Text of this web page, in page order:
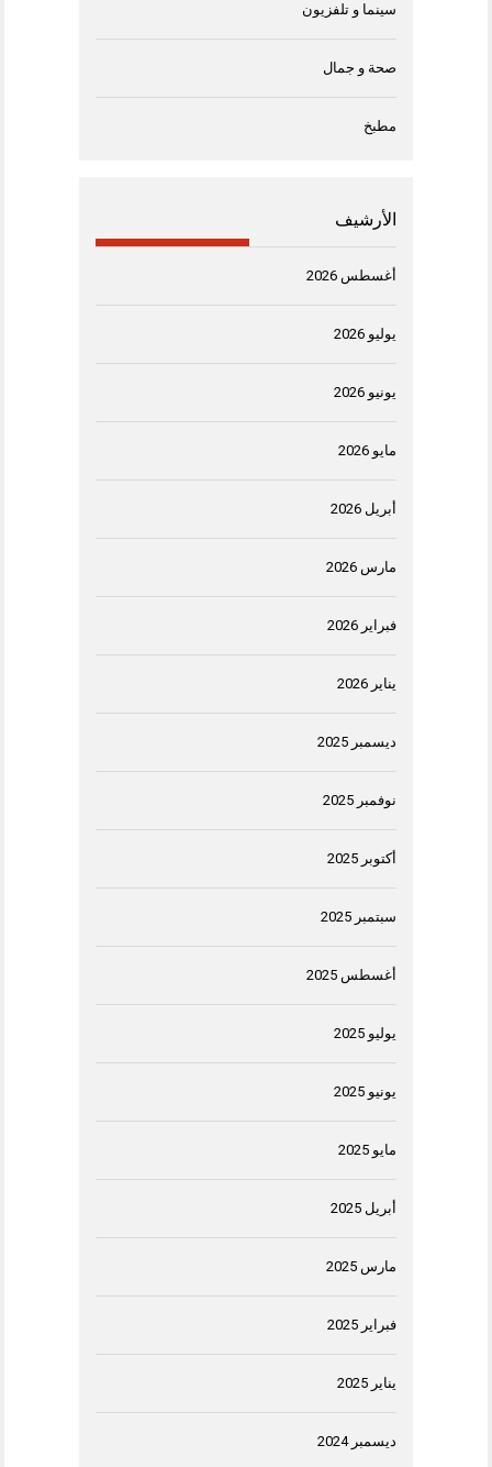
سينما و تلفزيون
صحة و جمال
مطبخ
الأرشيف
أغسطس 2026
يوليو 2026
يونيو 2026
مايو 2026
أبريل 2026
مارس 2026
فبراير 2026
يناير 2026
ديسمبر 2025
نوفمبر 2025
أكتوبر 2025
سبتمبر 2025
أغسطس 2025
يوليو 2025
يونيو 2025
مايو 2025
أبريل 2025
مارس 2025
فبراير 2025
يناير 2025
ديسمبر 2024